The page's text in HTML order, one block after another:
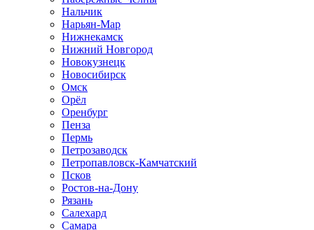
Нальчик
Нарьян-Мар
Нижнекамск
Нижний Новгород
Новокузнецк
Новосибирск
Омск
Орёл
Оренбург
Пенза
Пермь
Петрозаводск
Петропавловск-Камчатский
Псков
Ростов-на-Дону
Рязань
Салехард
Самара